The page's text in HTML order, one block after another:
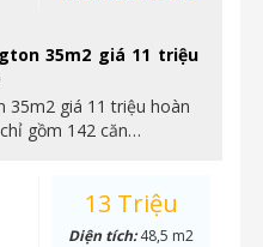
35m2 giá 11 triệu
35m2 giá 11 triệu hoàn
gồm 142 căn…
13 Triệu
Diện tích:48,5 m2